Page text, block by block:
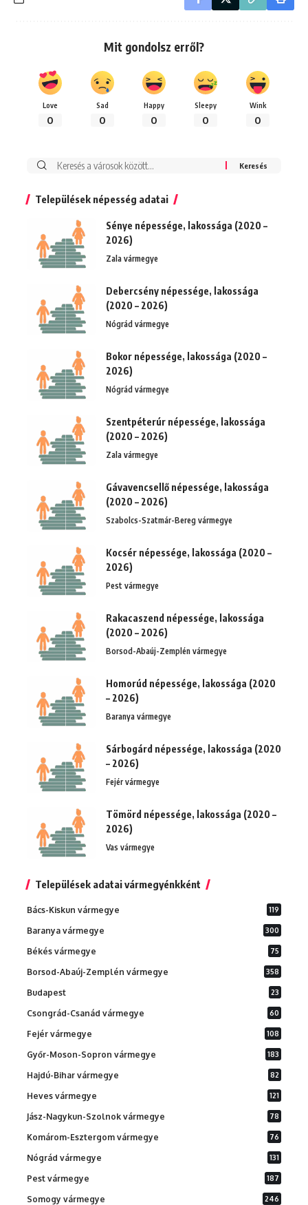
Mit gondolsz erről?
Love
0
Sad
0
Happy
0
Sleepy
0
Wink
0
Keresés:
Települések népesség adatai
Sénye népessége, lakossága (2020 –
2026)
Zala vármegye
Debercsény népessége, lakossága
(2020 – 2026)
Nógrád vármegye
Bokor népessége, lakossága (2020 –
2026)
Nógrád vármegye
Szentpéterúr népessége, lakossága
(2020 – 2026)
Zala vármegye
Gávavencsellő népessége, lakossága
(2020 – 2026)
Szabolcs-Szatmár-Bereg vármegye
Kocsér népessége, lakossága (2020 –
2026)
Pest vármegye
Rakacaszend népessége, lakossága
(2020 – 2026)
Borsod-Abaúj-Zemplén vármegye
Homorúd népessége, lakossága (2020
– 2026)
Baranya vármegye
Sárbogárd népessége, lakossága (2020
– 2026)
Fejér vármegye
Tömörd népessége, lakossága (2020 –
2026)
Vas vármegye
Települések adatai vármegyénkként
Bács-Kiskun vármegye 119
Baranya vármegye 300
Békés vármegye 75
Borsod-Abaúj-Zemplén vármegye 358
Budapest 23
Csongrád-Csanád vármegye 60
Fejér vármegye 108
Győr-Moson-Sopron vármegye 183
Hajdú-Bihar vármegye 82
Heves vármegye 121
Jász-Nagykun-Szolnok vármegye 78
Komárom-Esztergom vármegye 76
Nógrád vármegye 131
Pest vármegye 187
Somogy vármegye 246